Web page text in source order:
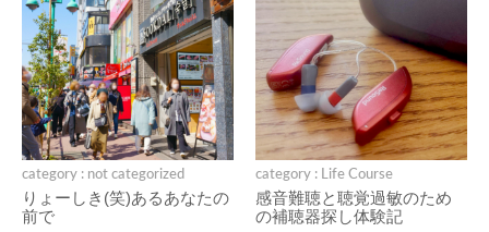
category : not categorized
りょーしき(笑)あるあなたの
前で
category : Life Course
感音難聴と聴覚過敏のため
の補聴器探し体験記